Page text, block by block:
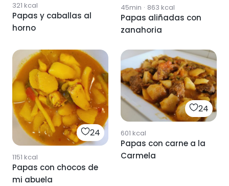
321 kcal
Papas y caballas al
horno
45min · 863 kcal
Papas aliñadas con
zanahoria
24
1151 kcal
Papas con chocos de
mi abuela
24
601 kcal
Papas con carne a la
Carmela